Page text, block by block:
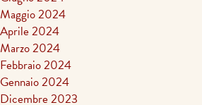
Maggio 2024
Aprile 2024
Marzo 2024
Febbraio 2024
Gennaio 2024
Dicembre 2023